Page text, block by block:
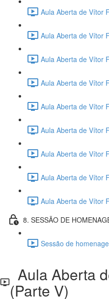
Aula Aberta de Vítor
Aula Aberta de Vítor
Aula Aberta de Vítor
Aula Aberta de Vítor
Aula Aberta de Vítor
Aula Aberta de Vítor
Aula Aberta de Vítor
Aula Aberta de Vítor
Aula Aberta de Vítor
8. SESSÃO DE
Sessão de
Aula Aberta
(Parte V)